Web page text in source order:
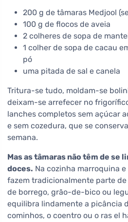
200 g de tâmaras Medjool
100 g de flocos de aveia
2 colheres de sopa de
1 colher de sopa de cacau
pó
uma pitada de sal e canela
Tritura-se tudo, moldam-se
deixam-se arrefecer no
lanches completos sem açúcar
e sem cozedura, que se
semana.
Mas as tâmaras não têm de se
doces. Na cozinha marroquina
fazem tradicionalmente parte
de borrego, grão-de-bico ou
equilibra lindamente a picância
cominhos, o coentro ou o ras el